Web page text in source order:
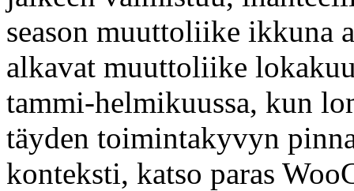
season muuttoliike ikkuna
alkavat muuttoliike
tammi-helmikuussa, kun
täyden toimintakyvyn
konteksti, katso paras